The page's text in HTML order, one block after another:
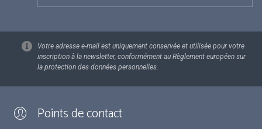
Votre adresse e-mail est uniquement conservée et utilisée pour votre
inscription à la newsletter, conformément au Règlement européen sur
la protection des données personnelles.
Points de contact